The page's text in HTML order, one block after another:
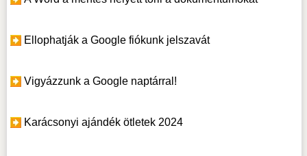
Ellophatják a Google fiókunk jelszavát
Vigyázzunk a Google naptárral!
Karácsonyi ajándék ötletek 2024